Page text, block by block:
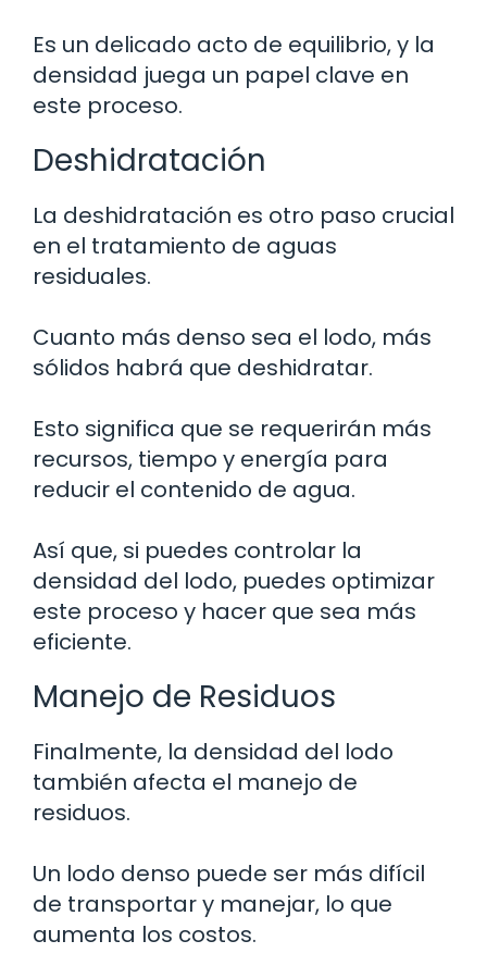
Es un delicado acto de equilibrio, y la
densidad juega un papel clave en
este proceso.
Deshidratación
La deshidratación es otro paso crucial
en el tratamiento de aguas
residuales.
Cuanto más denso sea el lodo, más
sólidos habrá que deshidratar.
Esto significa que se requerirán más
recursos, tiempo y energía para
reducir el contenido de agua.
Así que, si puedes controlar la
densidad del lodo, puedes optimizar
este proceso y hacer que sea más
eficiente.
Manejo de Residuos
Finalmente, la densidad del lodo
también afecta el manejo de
residuos.
Un lodo denso puede ser más difícil
de transportar y manejar, lo que
aumenta los costos.